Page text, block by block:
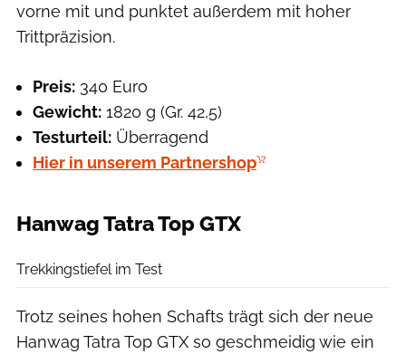
vorne mit und punktet außerdem mit hoher
Trittpräzision.
Preis: 340 Euro
Gewicht: 1820 g (Gr. 42,5)
Testurteil: Überragend
Hier in unserem Partnershop
Hanwag Tatra Top GTX
Trekkingstiefel im Test
Trotz seines hohen Schafts trägt sich der neue
Hanwag Tatra Top GTX so geschmeidig wie ein